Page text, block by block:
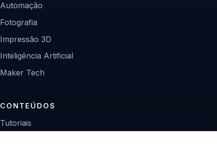
Automação
Fotografia
Impressão 3D
Inteligência Artificial
Maker Tech
CONTEÚDOS
Tutoriais